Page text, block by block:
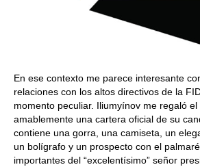
En ese contexto me parece interesante
relaciones con los altos directivos de la
momento peculiar. Iliumyínov me regaló
amablemente una cartera oficial de su
contiene una gorra, una camiseta, un
un bolígrafo y un prospecto con el
importantes del “excelentísimo” señor